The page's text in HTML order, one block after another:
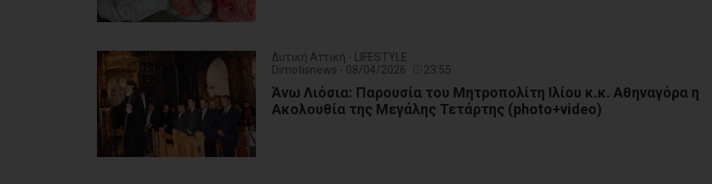
Δυτική Αττική - LIFESTYLE
Dimotisnews - 08/04/2026
23:55
Άνω Λιόσια: Παρουσία του Μητροπολίτη Ιλίου κ.κ. Αθηναγόρα η
Ακολουθία της Μεγάλης Τετάρτης (photo+video)